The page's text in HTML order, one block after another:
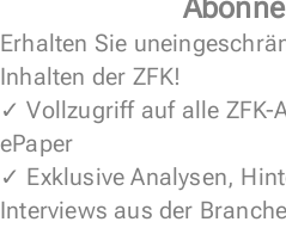
Erhalten Sie
Inhalten der ZFK!
✓ Vollzugriff auf alle
ePaper
✓ Exklusive Analysen,
Interviews aus der Branche